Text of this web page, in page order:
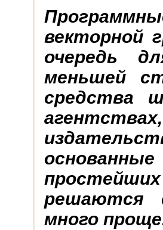
векторной
очередь
меньшей
средства
решаются
много